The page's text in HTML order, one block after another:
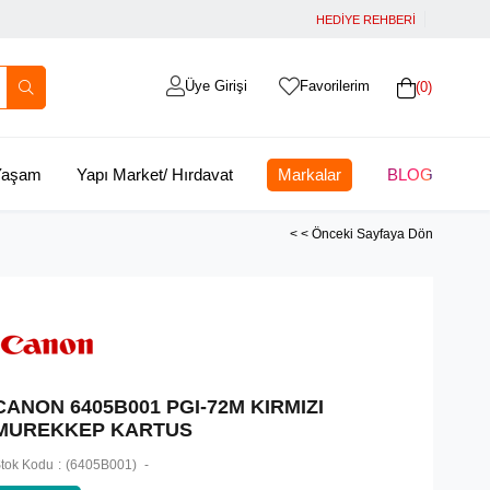
HEDİYE REHBERİ
0
Favorilerim
Üye Girişi
Yapı Market/ Hırdavat Markalar BLOG
< < Önceki Sayfaya Dön
6405B001 PGI-72M KIRMIZI
KARTUS
Kodu (6405B001)